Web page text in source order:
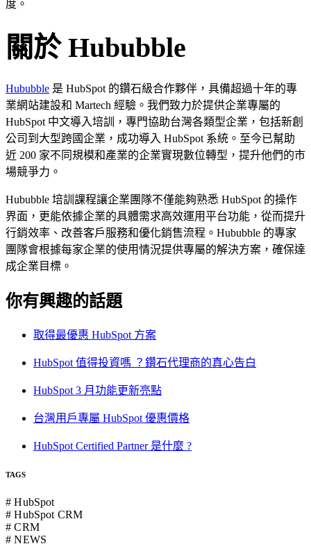
度。
關於 Hububble
Hububble 是 HubSpot 的鑽石級合作夥伴，具備超過十年的專
業網站建設和 Martech 經驗。我們致力於提供企業專屬的
HubSpot 中文導入培訓，專門協助台灣各類型企業，包括新創
公司到大型跨國企業，成功導入 HubSpot 系統。至今已幫助
近 200 家不同規模和產業的企業實現數位轉型，提升他們的市
場競爭力。
Hububble 培訓課程讓企業團隊不僅能夠熟悉 HubSpot 的操作
界面，更能依據企業的具體需求高效運用平台功能，從而提升
行銷效率、改善客戶服務和優化銷售流程。Hububble 的專家
團隊會根據每家企業的使用情況提供專屬的解決方案，確保達
成企業目標。
你有興趣的話題
取得最優惠 HubSpot 方案
HubSpot 值得投資嗎 ？鑽石代理商的真心告白
HubSpot 3 月功能更新亮點
台灣用戶專屬 HubSpot 優惠價格
HubSpot Certified Partner 是什麼 ?
TAGS
# HubSpot
# HubSpot CRM
# CRM
# NEWS